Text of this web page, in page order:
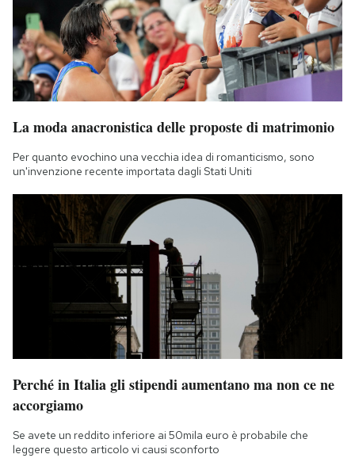
La moda anacronistica delle proposte di matrimonio
Per quanto evochino una vecchia idea di romanticismo, sono
un'invenzione recente importata dagli Stati Uniti
Perché in Italia gli stipendi aumentano ma non ce ne
accorgiamo
Se avete un reddito inferiore ai 50mila euro è probabile che
leggere questo articolo vi causi sconforto